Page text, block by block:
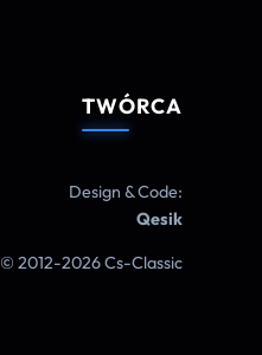
TWÓRCA
Design & Code:
Qesik
© 2012-2026 Cs-Classic